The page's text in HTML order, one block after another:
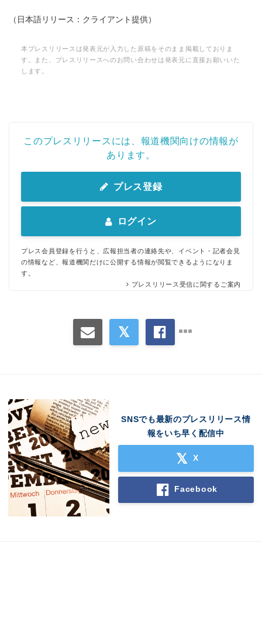
（日本語リリース：クライアント提供）
本プレスリリースは発表元が入力した原稿をそのまま掲載しておりま
す。また、プレスリリースへのお問い合わせは発表元に直接お願いいた
します。
このプレスリリースには、報道機関向けの情報が
あります。
プレス登録
ログイン
プレス会員登録を行うと、広報担当者の連絡先や、イベント・記者会見
の情報など、報道機関だけに公開する情報が閲覧できるようになりま
す。
プレスリリース受信に関するご案内
SNSでも最新のプレスリリース情
報をいち早く配信中
X
Facebook